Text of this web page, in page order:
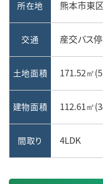
所在地 熊本市東
交通 産交バス
土地面積 171.52㎡
建物面積 112.61㎡
間取り 4LDK